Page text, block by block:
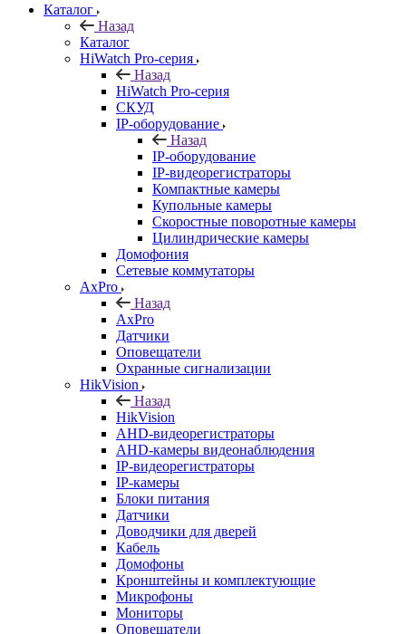
Каталог
Назад
Каталог
HiWatch Pro-серия
Назад
HiWatch Pro-серия
CКУД
IP-оборудование
Назад
IP-оборудование
IP-видеорегистраторы
Компактные камеры
Купольные камеры
Скоростные поворотные камеры
Цилиндрические камеры
Домофония
Сетевые коммутаторы
AxPro
Назад
AxPro
Датчики
Оповещатели
Охранные сигнализации
HikVision
Назад
HikVision
AHD-видеорегистраторы
AHD-камеры видеонаблюдения
IP-видеорегистраторы
IP-камеры
Блоки питания
Датчики
Доводчики для дверей
Кабель
Домофоны
Кронштейны и комплектующие
Микрофоны
Мониторы
Оповещатели